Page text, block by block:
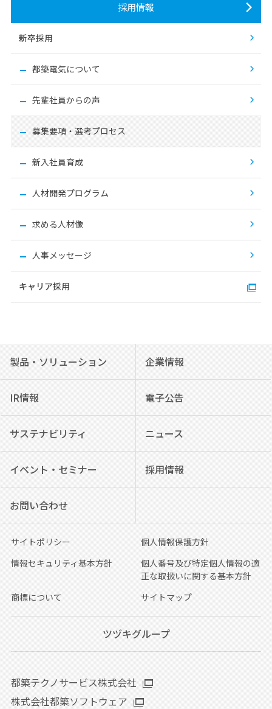
採用情報
新卒採用
都築電気について
先輩社員からの声
募集要項・選考プロセス
新入社員育成
人材開発プログラム
求める人材像
人事メッセージ
キャリア採用
製品・ソリューション 企業情報
IR情報 電子公告
サステナビリティ ニュース
イベント・セミナー 採用情報
お問い合わせ
サイトポリシー
個人情報保護方針
情報セキュリティ基本方針
個人番号及び特定個人情報の適
正な取扱いに関する基本方針
商標について
サイトマップ
ツヅキグループ
都築テクノサービス株式会社
株式会社都築ソフトウェア